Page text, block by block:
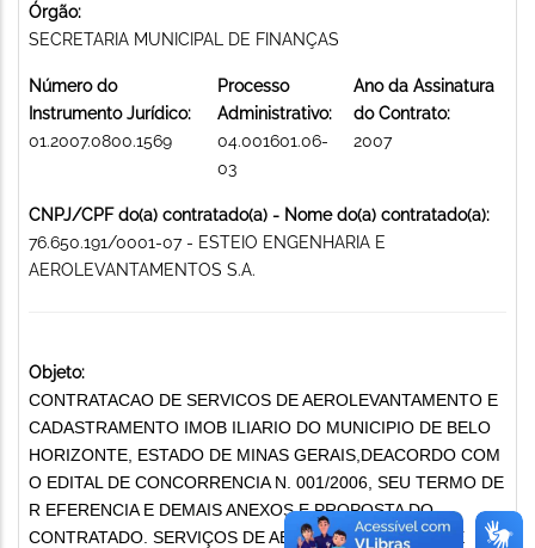
Órgão:
SECRETARIA MUNICIPAL DE FINANÇAS
Número do
Instrumento Jurídico:
01.2007.0800.1569
Processo
Administrativo:
04.001601.06-
03
Ano da Assinatura
do Contrato:
2007
CNPJ/CPF do(a) contratado(a) - Nome do(a) contratado(a):
76.650.191/0001-07 - ESTEIO ENGENHARIA E
AEROLEVANTAMENTOS S.A.
Objeto:
CONTRATACAO DE SERVICOS DE AEROLEVANTAMENTO E
CADASTRAMENTO IMOB ILIARIO DO MUNICIPIO DE BELO
HORIZONTE, ESTADO DE MINAS GERAIS,DEACORDO COM
O EDITAL DE CONCORRENCIA N. 001/2006, SEU TERMO DE
R EFERENCIA E DEMAIS ANEXOS E PROPOSTA DO
CONTRATADO. SERVIÇOS DE AEROLEVANTAMENTO E